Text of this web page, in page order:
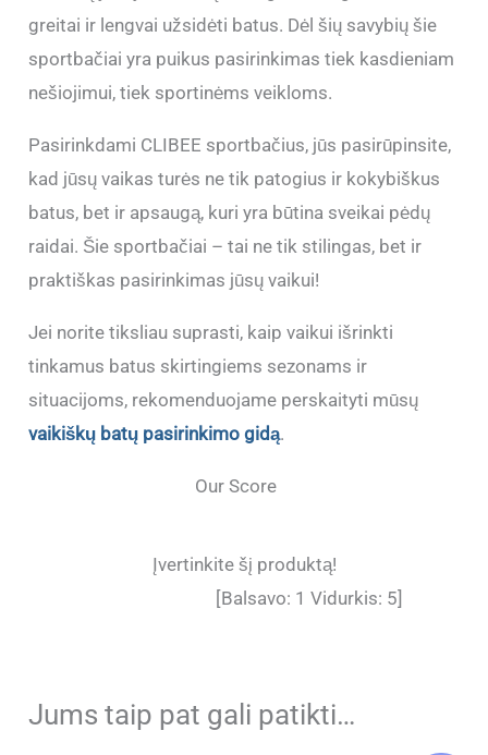
greitai ir lengvai užsidėti batus. Dėl šių savybių šie
sportbačiai yra puikus pasirinkimas tiek kasdieniam
nešiojimui, tiek sportinėms veikloms.
Pasirinkdami CLIBEE sportbačius, jūs pasirūpinsite,
kad jūsų vaikas turės ne tik patogius ir kokybiškus
batus, bet ir apsaugą, kuri yra būtina sveikai pėdų
raidai. Šie sportbačiai – tai ne tik stilingas, bet ir
praktiškas pasirinkimas jūsų vaikui!
Jei norite tiksliau suprasti, kaip vaikui išrinkti
tinkamus batus skirtingiems sezonams ir
situacijoms, rekomenduojame perskaityti mūsų
vaikiškų batų pasirinkimo gidą.
Our Score
Įvertinkite šį produktą!
[Balsavo: 1 Vidurkis: 5]
Jums taip pat gali patikti…